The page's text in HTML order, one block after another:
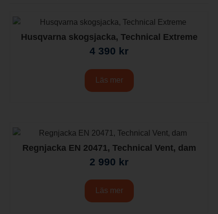
Husqvarna skogsjacka, Technical Extreme
4 390 kr
Läs mer
Regnjacka EN 20471, Technical Vent, dam
2 990 kr
Läs mer